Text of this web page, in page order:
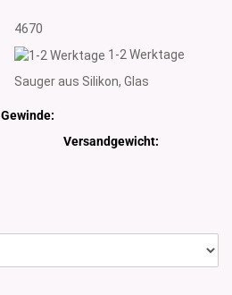
4670
1-2 Werktage
Sauger aus Silikon, Glas
Gewinde:
Versandgewicht: